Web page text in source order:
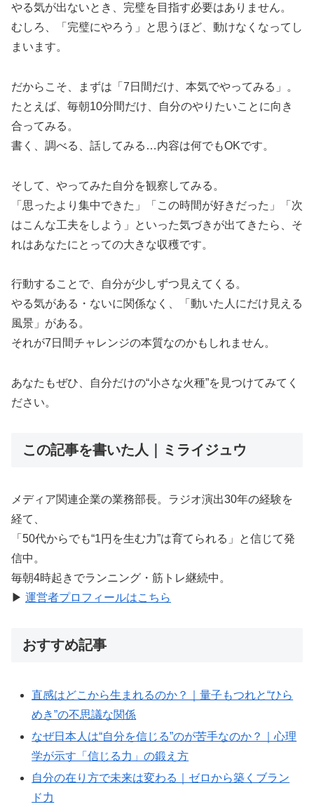
やる気が出ないとき、完璧を目指す必要はありません。
むしろ、「完璧にやろう」と思うほど、動けなくなってし
まいます。
だからこそ、まずは「7日間だけ、本気でやってみる」。
たとえば、毎朝10分間だけ、自分のやりたいことに向き
合ってみる。
書く、調べる、話してみる…内容は何でもOKです。
そして、やってみた自分を観察してみる。
「思ったより集中できた」「この時間が好きだった」「次
はこんな工夫をしよう」といった気づきが出てきたら、そ
れはあなたにとっての大きな収穫です。
行動することで、自分が少しずつ見えてくる。
やる気がある・ないに関係なく、「動いた人にだけ見える
風景」がある。
それが7日間チャレンジの本質なのかもしれません。
あなたもぜひ、自分だけの“小さな火種”を見つけてみてく
ださい。
この記事を書いた人｜ミライジュウ
メディア関連企業の業務部長。ラジオ演出30年の経験を
経て、
「50代からでも“1円を生む力”は育てられる」と信じて発
信中。
毎朝4時起きでランニング・筋トレ継続中。
▶︎ 運営者プロフィールはこちら
おすすめ記事
直感はどこから生まれるのか？｜量子もつれと“ひら
めき”の不思議な関係
なぜ日本人は“自分を信じる”のが苦手なのか？｜心理
学が示す「信じる力」の鍛え方
自分の在り方で未来は変わる｜ゼロから築くブラン
ド力